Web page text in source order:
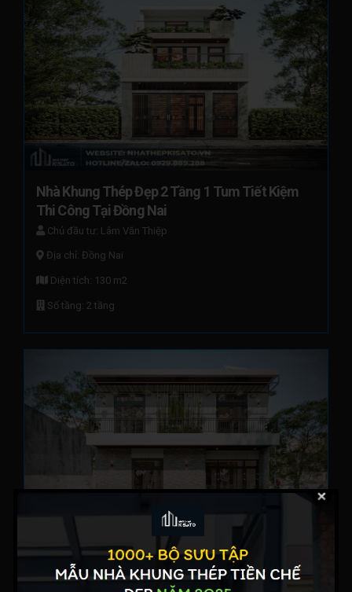
Nhà Khung Thép Đẹp 2 Tầng 1 Tum Tiết Kiệm
Thi Công Tại Đồng Nai
Chủ đầu tư: Lâm Văn Thiệp
Địa chỉ: Đồng Nai
Diện tích: 130 m2
Số tầng: 2 tầng
Mẫu Nhà Khung Thép 2 Tầng Hiện Đại Tại Quận